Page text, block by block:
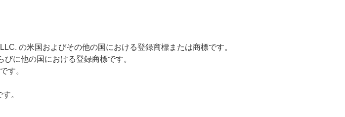
の米国およびその他の国における登録商標または商標です。
に他の国における登録商標です。
す。
。